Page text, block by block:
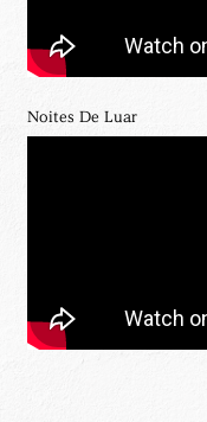
Noites De Luar